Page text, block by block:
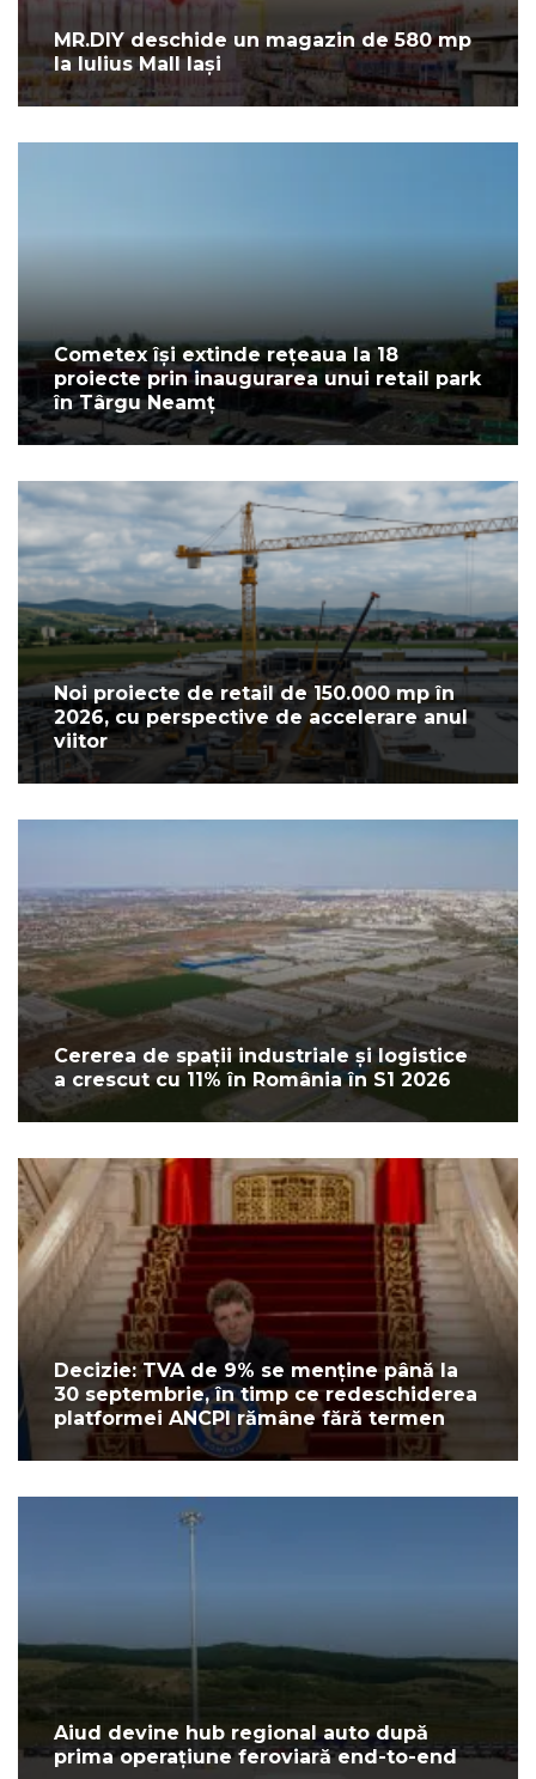
MR.DIY deschide un magazin de 580 mp
la Iulius Mall Iași
Cometex își extinde rețeaua la 18
proiecte prin inaugurarea unui retail park
în Târgu Neamț
Noi proiecte de retail de 150.000 mp în
2026, cu perspective de accelerare anul
viitor
Cererea de spații industriale și logistice
a crescut cu 11% în România în S1 2026
Decizie: TVA de 9% se menține până la
30 septembrie, în timp ce redeschiderea
platformei ANCPI rămâne fără termen
Aiud devine hub regional auto după
prima operațiune feroviară end-to-end